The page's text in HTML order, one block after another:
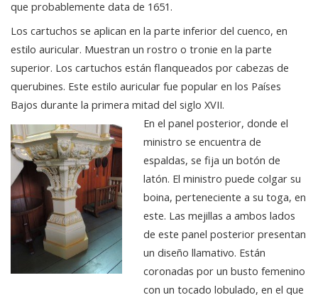
que probablemente data de 1651.
Los cartuchos se aplican en la parte inferior del cuenco, en
estilo auricular. Muestran un rostro o tronie en la parte
superior. Los cartuchos están flanqueados por cabezas de
querubines. Este estilo auricular fue popular en los Países
Bajos durante la primera mitad del siglo XVII.
En el panel posterior, donde el
ministro se encuentra de
espaldas, se fija un botón de
latón. El ministro puede colgar su
boina, perteneciente a su toga, en
este. Las mejillas a ambos lados
de este panel posterior presentan
un diseño llamativo. Están
coronadas por un busto femenino
con un tocado lobulado, en el que